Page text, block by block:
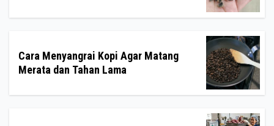
Cara Menyangrai Kopi Agar Matang
Merata dan Tahan Lama